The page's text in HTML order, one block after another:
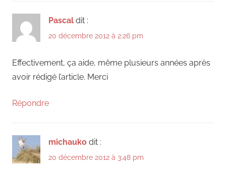
Pascal dit :
20 décembre 2012 à 2:26 pm
Effectivement, ça aide, même plusieurs années après
avoir rédigé l’article. Merci
Répondre
michauko dit :
20 décembre 2012 à 3:48 pm